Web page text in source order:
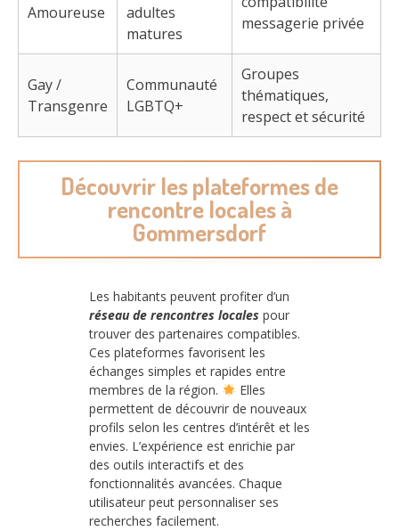
Amoureuse
adultes
matures
messagerie privée
Gay /
Transgenre
Communauté
LGBTQ+
Groupes
thématiques,
respect et sécurité
Découvrir les plateformes de
rencontre locales à
Gommersdorf
Les habitants peuvent profiter d’un
réseau de rencontres locales pour
trouver des partenaires compatibles.
Ces plateformes favorisent les
échanges simples et rapides entre
membres de la région.
Elles
permettent de découvrir de nouveaux
profils selon les centres d’intérêt et les
envies. L’expérience est enrichie par
des outils interactifs et des
fonctionnalités avancées. Chaque
utilisateur peut personnaliser ses
recherches facilement.